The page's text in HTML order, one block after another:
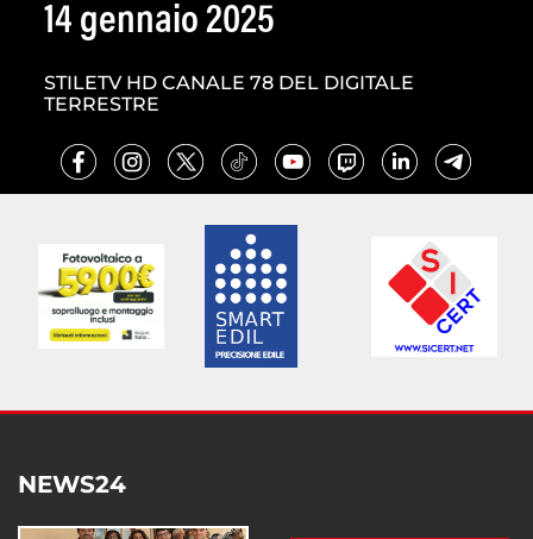
14 gennaio 2025
STILETV HD CANALE 78 DEL DIGITALE
TERRESTRE
NEWS24